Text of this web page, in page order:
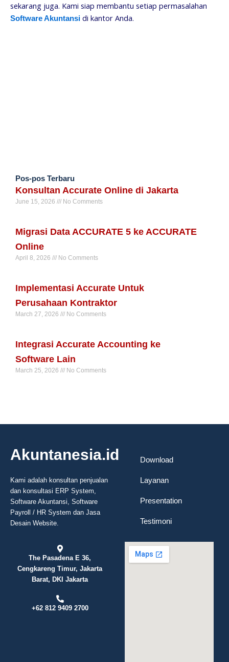
sekarang juga. Kami siap membantu setiap permasalahan
Software Akuntansi di kantor Anda.
Pos-pos Terbaru
Konsultan Accurate Online di Jakarta
June 15, 2026 No Comments
Migrasi Data ACCURATE 5 ke ACCURATE
Online
April 8, 2026 No Comments
Implementasi Accurate Untuk
Perusahaan Kontraktor
March 27, 2026 No Comments
Integrasi Accurate Accounting ke
Software Lain
March 25, 2026 No Comments
Akuntanesia.id
Kami adalah konsultan penjualan
dan konsultasi ERP System,
Software Akuntansi, Software
Payroll / HR System dan Jasa
Desain Website.
The Pasadena E 36,
Cengkareng Timur, Jakarta
Barat, DKI Jakarta
+62 812 9409 2700
Download
Layanan
Presentation
Testimoni